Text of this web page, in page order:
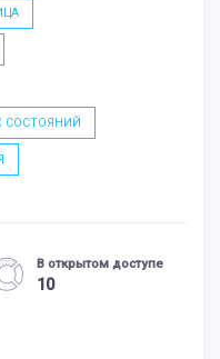
СОСТОЯНИЙ
В открытом доступе
10